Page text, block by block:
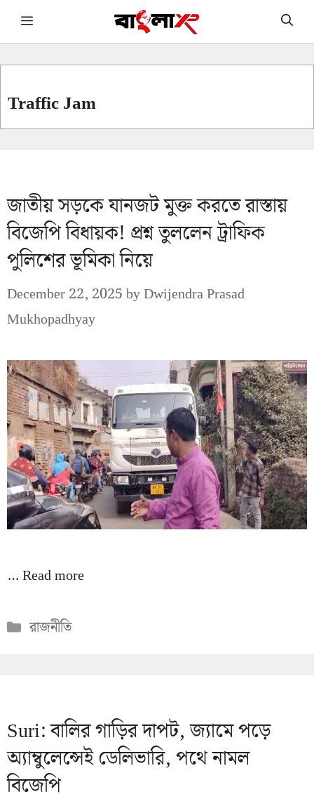
Skip Menu
Traffic Jam
জাতীয় সড়কে যানজট মুক্ত করতে রাস্তায়
বিজেপি বিধায়ক! প্রশ্ন তুললেন ট্রাফিক
পুলিশের ভূমিকা নিয়ে
December 22, 2025byDwijendra Prasad
Mukhopadhyay
…Read more
Categories
রাজনীতি
Suri: বালির গাড়ির দাপট, জ্যামে পড়ে
অ্যাম্বুলেন্সেই ডেলিভারি, পথে নামল
বিজেপি